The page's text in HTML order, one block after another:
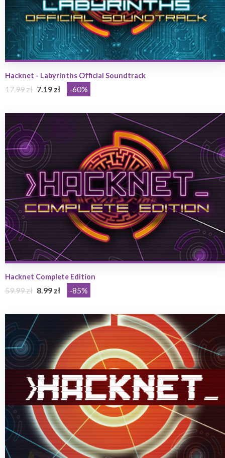
Hacknet - Labyrinths Official Soundtrack
17.99 zł 7.19 zł -60%
Hacknet Complete Edition
59.99 zł 8.99 zł -85%